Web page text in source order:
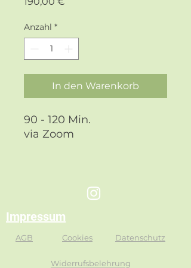
Anzahl *
In den Warenkorb
90 - 120 Min.
via Zoom
Impressum
AGB Cookies Datenschutz
Widerrufsbelehrung